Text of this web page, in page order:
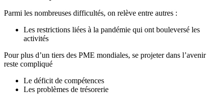
Parmi les nombreuses difficultés, on relève entre autres :
Les restrictions liées à la pandémie qui ont bouleversé les
activités
Pour plus d’un tiers des PME mondiales, se projeter dans l’avenir
reste compliqué
Le déficit de compétences
Les problèmes de trésorerie